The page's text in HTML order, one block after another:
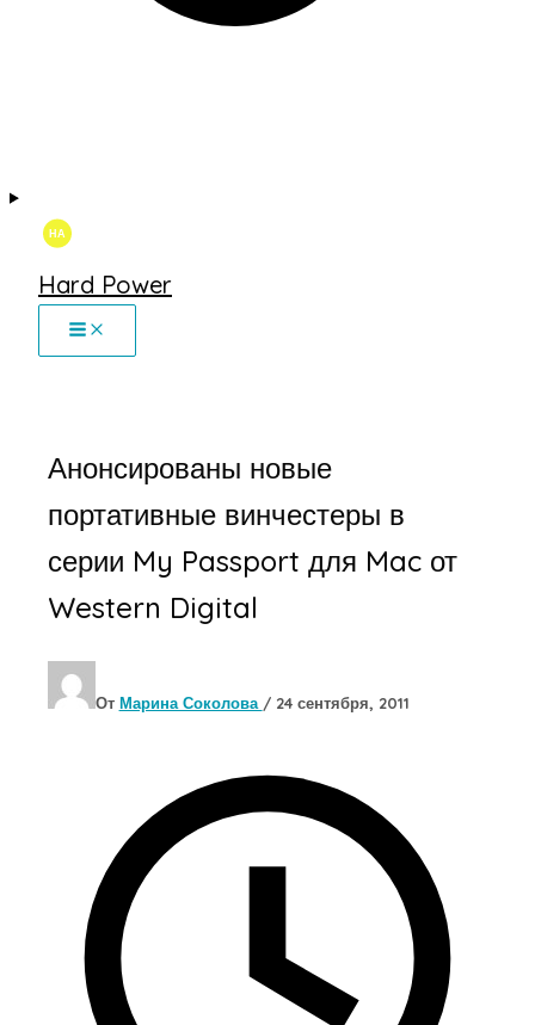
Hard Power
Анонсированы новые
портативные винчестеры в
серии My Passport для Mac от
Western Digital
От Марина Соколова / 24 сентября, 2011